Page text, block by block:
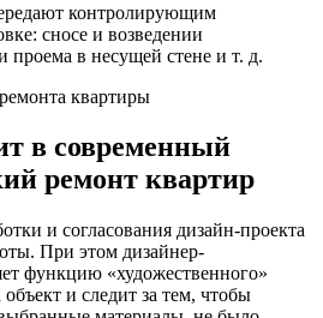
контролирующим
сносе и возведении
проема в несущей стене и т. д.
в современный
ремонт квартир
и согласования дизайн-проекта
При этом дизайнер-
функцию «художественного»
и следит за тем, чтобы